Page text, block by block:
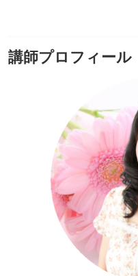
講師プロフィール